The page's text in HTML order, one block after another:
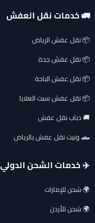
🚛 خدمات نقل العفش
📦 نقل عفش الرياض
📦 نقل عفش جدة
📦 نقل عفش الباحة
📦 نقل عفش سبت العلايا
🚚 دباب نقل عفش
🛻 ونيت نقل عفش بالرياض
✈️ خدمات الشحن الدولي
🌍 شحن للإمارات
🌍 شحن للأردن